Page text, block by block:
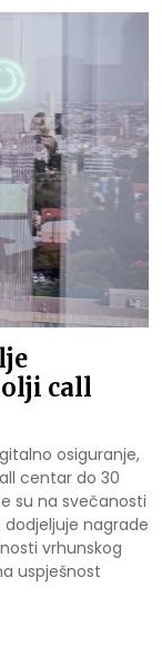
call
osiguranje,
centar do 30
su na svečanosti
nagrade
vrhunskog
uspješnost